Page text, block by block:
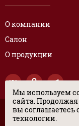
О компании
Салон
О продукции
© “ЦЕНТР
защищены.
Мы используем
сайта.
вы соглашаетесь
технологии.